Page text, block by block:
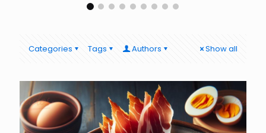
Categories Tags Authors Show all